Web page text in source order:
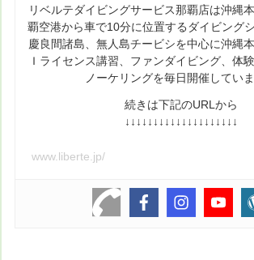
リベルテダイビングサービス那覇店は沖縄
覇空港から車で10分に位置するダイビング
慶良間諸島、無人島チービシを中心に沖縄
Ｉライセンス講習、ファンダイビング、体
ノーケリングを毎日開催していま
続きは下記のURLから
↓↓↓↓↓↓↓↓↓↓↓↓↓↓↓↓↓↓↓↓
www.liberte.jp/